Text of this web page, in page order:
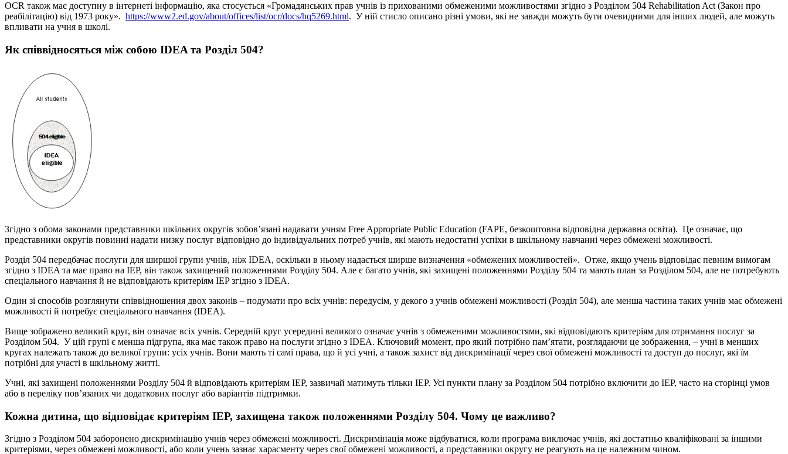
OCR також має доступну в інтернеті інформацію, яка стосується «Громадянських прав учнів із прихованими обмеженими можливостями згідно з Розділом 504 Rehabilitation Act (Закон про
реабілітацію) від 1973 року». https://www2.ed.gov/about/offices/list/ocr/docs/hq5269.html. У ній стисло описано різні умови, які не завжди можуть бути очевидними для інших людей, але можуть
впливати на учня в школі.
Як співвідносяться між собою IDEA та Розділ 504?
Згідно з обома законами представники шкільних округів зобов’язані надавати учням Free Appropriate Public Education (FAPE, безкоштовна відповідна державна освіта). Це означає, що
представники округів повинні надати низку послуг відповідно до індивідуальних потреб учнів, які мають недостатні успіхи в шкільному навчанні через обмежені можливості.
Розділ 504 передбачає послуги для ширшої групи учнів, ніж IDEA, оскільки в ньому надається ширше визначення «обмежених можливостей». Отже, якщо учень відповідає певним вимогам
згідно з IDEA та має право на IEP, він також захищений положеннями Розділу 504. Але є багато учнів, які захищені положеннями Розділу 504 та мають план за Розділом 504, але не потребують
спеціального навчання й не відповідають критеріям IEP згідно з IDEA.
Один зі способів розглянути співвідношення двох законів – подумати про всіх учнів: передусім, у декого з учнів обмежені можливості (Розділ 504), але менша частина таких учнів має обмежені
можливості й потребує спеціального навчання (IDEA).
Вище зображено великий круг, він означає всіх учнів. Середній круг усередині великого означає учнів з обмеженими можливостями, які відповідають критеріям для отримання послуг за
Розділом 504. У цій групі є менша підгрупа, яка має також право на послуги згідно з IDEA. Ключовий момент, про який потрібно пам’ятати, розглядаючи це зображення, – учні в менших
кругах належать також до великої групи: усіх учнів. Вони мають ті самі права, що й усі учні, а також захист від дискримінації через свої обмежені можливості та доступ до послуг, які їм
потрібні для участі в шкільному житті.
Учні, які захищені положеннями Розділу 504 й відповідають критеріям IEP, зазвичай матимуть тільки IEP. Усі пункти плану за Розділом 504 потрібно включити до IEP, часто на сторінці умов
або в переліку пов’язаних чи додаткових послуг або варіантів підтримки.
Кожна дитина, що відповідає критеріям IEP, захищена також положеннями Розділу 504. Чому це важливо?
Згідно з Розділом 504 заборонено дискримінацію учнів через обмежені можливості. Дискримінація може відбуватися, коли програма виключає учнів, які достатньо кваліфіковані за іншими
критеріями, через обмежені можливості, або коли учень зазнає харасменту через свої обмежені можливості, а представники округу не реагують на це належним чином.